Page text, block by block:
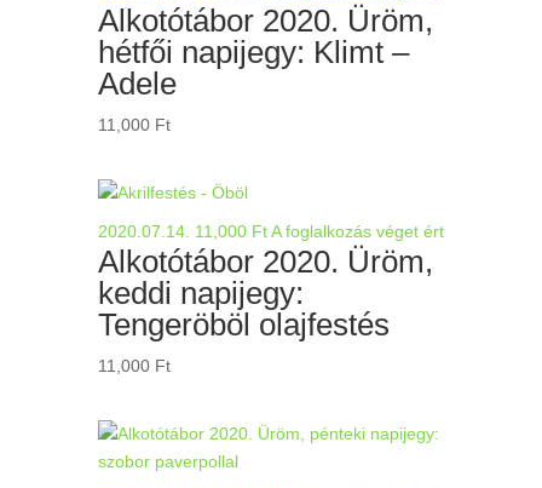
Alkotótábor 2020. Üröm,
hétfői napijegy: Klimt –
Adele
11,000 Ft
2020.07.14. 11,000 Ft A foglalkozás véget ért
Alkotótábor 2020. Üröm,
keddi napijegy:
Tengeröböl olajfestés
11,000 Ft